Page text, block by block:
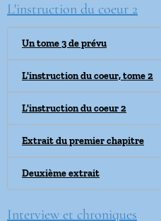
L'instruction du coeur 2
Un tome 3 de prévu
L'instruction du coeur, tome 2
L'instruction du coeur 2
Extrait du premier chapitre
Deuxième extrait
Interview et chroniques